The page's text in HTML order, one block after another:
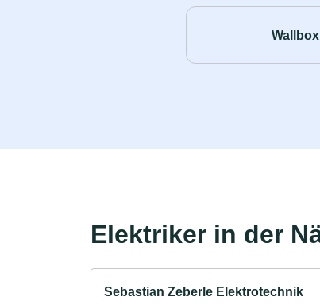
Wallbox
Elektriker in der
Sebastian Zeberle Elektrotechnik